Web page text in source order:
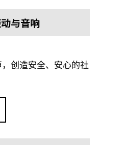
与音响
创造安全、安心的社